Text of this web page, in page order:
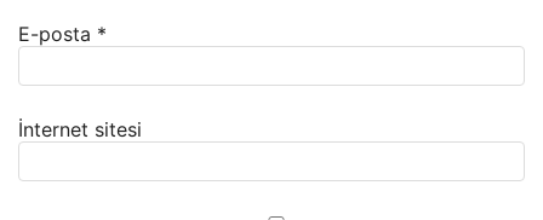
E-posta *
İnternet sitesi